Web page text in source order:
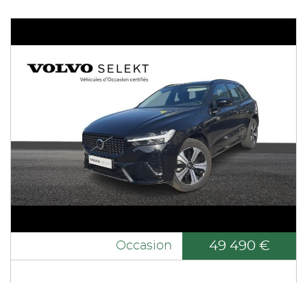
Occasion 49 490 €